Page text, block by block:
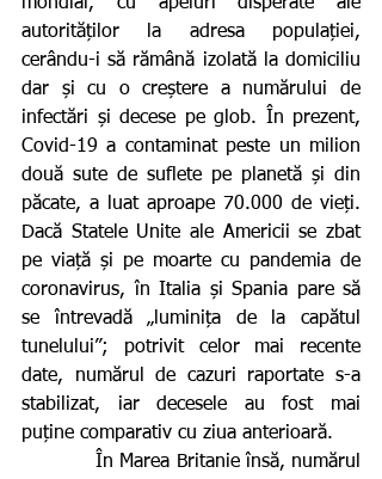
autorităților la adresa populației,
cerându-i să rămână izolată la domiciliu
dar și cu o creștere a numărului de
infectări și decese pe glob. În prezent,
Covid-19 a contaminat peste un milion
două sute de suflete pe planetă și din
păcate, a luat aproape 70.000 de vieți.
Dacă Statele Unite ale Americii se zbat
pe viață și pe moarte cu pandemia de
coronavirus, în Italia și Spania pare să
se întrevadă „luminița de la capătul
tunelului”; potrivit celor mai recente
date, numărul de cazuri raportate s-a
stabilizat, iar decesele au fost mai
puține comparativ cu ziua anterioară.
            În Marea Britanie însă, numărul